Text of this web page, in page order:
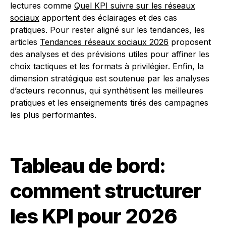
lectures comme Quel KPI suivre sur les réseaux
sociaux apportent des éclairages et des cas
pratiques. Pour rester aligné sur les tendances, les
articles Tendances réseaux sociaux 2026 proposent
des analyses et des prévisions utiles pour affiner les
choix tactiques et les formats à privilégier. Enfin, la
dimension stratégique est soutenue par les analyses
d’acteurs reconnus, qui synthétisent les meilleures
pratiques et les enseignements tirés des campagnes
les plus performantes.
Tableau de bord:
comment structurer
les KPI pour 2026